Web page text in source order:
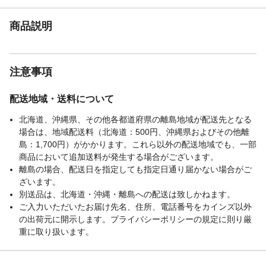
商品説明
注意事項
配送地域・送料について
北海道、沖縄県、その他各都道府県の離島地域が配送先となる
場合は、地域配送料（北海道：500円、沖縄県およびその他離
島：1,700円）がかかります。これら以外の配送地域でも、一部
商品において追加送料が発生する場合がございます。
離島の場合、配送日を指定しても指定日通り届かない場合がご
ざいます。
別送品は、北海道・沖縄・離島への配送は致しかねます。
ご入力いただいたお届け先名、住所、電話番号をカインズ以外
の出荷元に開示します。プライバシーポリシーの規定に則り厳
重に取り扱います。